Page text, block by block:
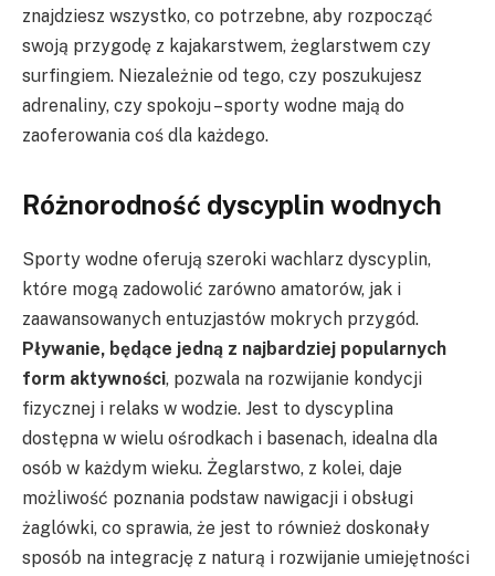
znajdziesz wszystko, co potrzebne, aby rozpocząć
swoją przygodę z kajakarstwem, żeglarstwem czy
surfingiem. Niezależnie od tego, czy poszukujesz
adrenaliny, czy spokoju – sporty wodne mają do
zaoferowania coś dla każdego.
Różnorodność dyscyplin wodnych
Sporty wodne oferują szeroki wachlarz dyscyplin,
które mogą zadowolić zarówno amatorów, jak i
zaawansowanych entuzjastów mokrych przygód.
Pływanie, będące jedną z najbardziej popularnych
form aktywności, pozwala na rozwijanie kondycji
fizycznej i relaks w wodzie. Jest to dyscyplina
dostępna w wielu ośrodkach i basenach, idealna dla
osób w każdym wieku. Żeglarstwo, z kolei, daje
możliwość poznania podstaw nawigacji i obsługi
żaglówki, co sprawia, że jest to również doskonały
sposób na integrację z naturą i rozwijanie umiejętności